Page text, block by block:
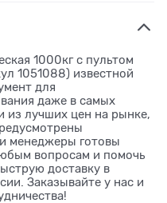
1000кг с пультом
1051088) известной
для
даже в самых
из лучших цен на рынке,
менеджеры готовы
вопросам и помочь
доставку в
Заказывайте у нас и